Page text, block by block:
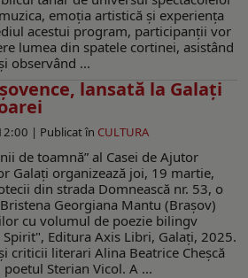
emoția artistică și experiența
acestui program, participanții vor
lumea din spatele cortinei, asistând
observând ...
lansată la Galaţi
| Publicat în CULTURA
de toamnă” al Casei de Ajutor
Galați organizează joi, 19 martie,
din strada Domnească nr. 53, o
Georgiana Mantu (Brașov)
cu volumul de poezie bilingv
Editura Axis Libri, Galați, 2025.
criticii literari Alina Beatrice Cheşcă
Sterian Vicol. A ...